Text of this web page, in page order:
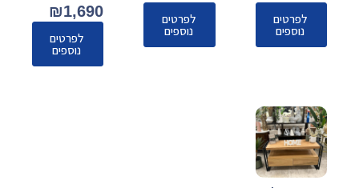
לפרטים
נוספים
לפרטים
נוספים
₪1,690
לפרטים
נוספים